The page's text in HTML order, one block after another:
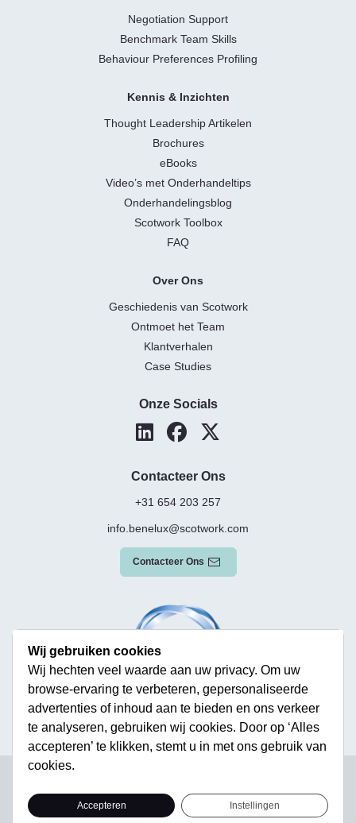
Negotiation Support
Benchmark Team Skills
Behaviour Preferences Profiling
Kennis & Inzichten
Thought Leadership Artikelen
Brochures
eBooks
Video’s met Onderhandeltips
Onderhandelingsblog
Scotwork Toolbox
FAQ
Over Ons
Geschiedenis van Scotwork
Ontmoet het Team
Klantverhalen
Case Studies
Onze Socials
Contacteer Ons
+31 654 203 257
info.benelux@scotwork.com
Contacteer Ons
Sitemap
© Scotwork Limited 2026
Wij gebruiken cookies
Wij hechten veel waarde aan uw privacy. Om uw
browse-ervaring te verbeteren, gepersonaliseerde
advertenties of inhoud aan te bieden en ons verkeer
te analyseren, gebruiken wij cookies. Door op ‘Alles
accepteren’ te klikken, stemt u in met ons gebruik van
cookies.
Accepteren Instellingen